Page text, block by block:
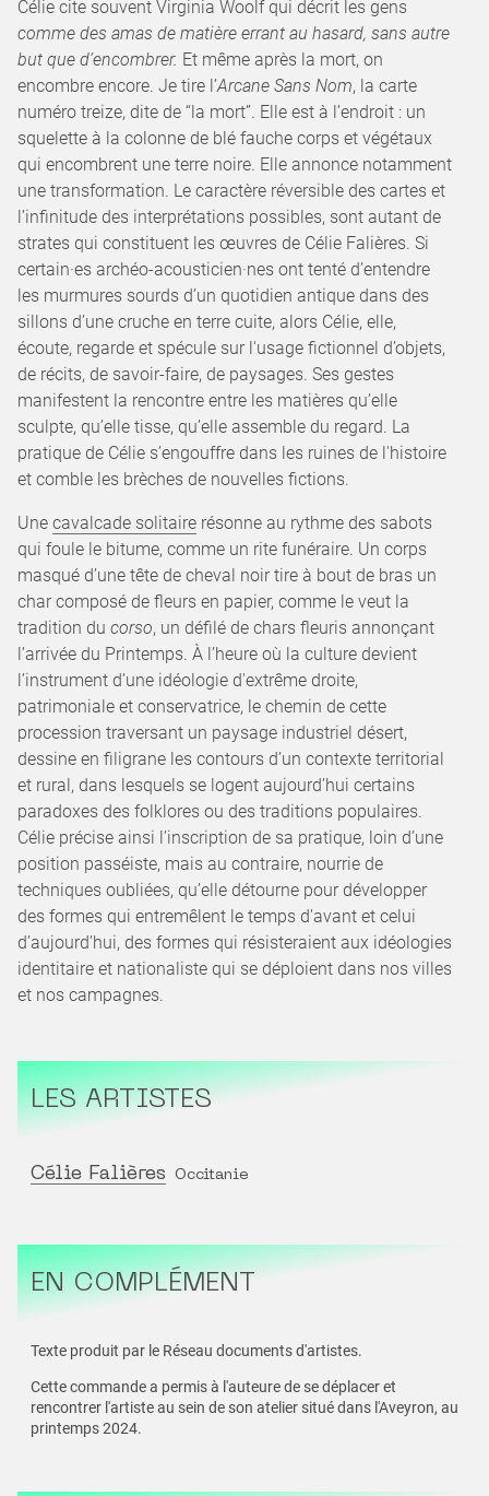
Célie cite souvent Virginia Woolf qui décrit les gens
comme des amas de matière errant au hasard, sans autre
but que d’encombrer. Et même après la mort, on
encombre encore. Je tire l’Arcane Sans Nom, la carte
numéro treize, dite de “la mort”. Elle est à l’endroit : un
squelette à la colonne de blé fauche corps et végétaux
qui encombrent une terre noire. Elle annonce notamment
une transformation. Le caractère réversible des cartes et
l’infinitude des interprétations possibles, sont autant de
strates qui constituent les œuvres de Célie Falières. Si
certain·es archéo-acousticien·nes ont tenté d’entendre
les murmures sourds d’un quotidien antique dans des
sillons d’une cruche en terre cuite, alors Célie, elle,
écoute, regarde et spécule sur l'usage fictionnel d’objets,
de récits, de savoir-faire, de paysages. Ses gestes
manifestent la rencontre entre les matières qu’elle
sculpte, qu’elle tisse, qu’elle assemble du regard. La
pratique de Célie s’engouffre dans les ruines de l'histoire
et comble les brèches de nouvelles fictions.
Une cavalcade solitaire résonne au rythme des sabots
qui foule le bitume, comme un rite funéraire. Un corps
masqué d’une tête de cheval noir tire à bout de bras un
char composé de fleurs en papier, comme le veut la
tradition du corso, un défilé de chars fleuris annonçant
l’arrivée du Printemps. À l’heure où la culture devient
l’instrument d’une idéologie d'extrême droite,
patrimoniale et conservatrice, le chemin de cette
procession traversant un paysage industriel désert,
dessine en filigrane les contours d’un contexte territorial
et rural, dans lesquels se logent aujourd’hui certains
paradoxes des folklores ou des traditions populaires.
Célie précise ainsi l’inscription de sa pratique, loin d’une
position passéiste, mais au contraire, nourrie de
techniques oubliées, qu’elle détourne pour développer
des formes qui entremêlent le temps d’avant et celui
d’aujourd’hui, des formes qui résisteraient aux idéologies
identitaire et nationaliste qui se déploient dans nos villes
et nos campagnes.
LES ARTISTES
Célie Falières Occitanie
EN COMPLÉMENT
Texte produit par le Réseau documents d'artistes.
Cette commande a permis à l'auteure de se déplacer et
rencontrer l'artiste au sein de son atelier situé dans l'Aveyron, au
printemps 2024.